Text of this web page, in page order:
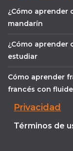
¿Cómo aprender
mandarín
¿Cómo aprender
estudiar
Cómo aprender
francés con
Privacidad
Términos de